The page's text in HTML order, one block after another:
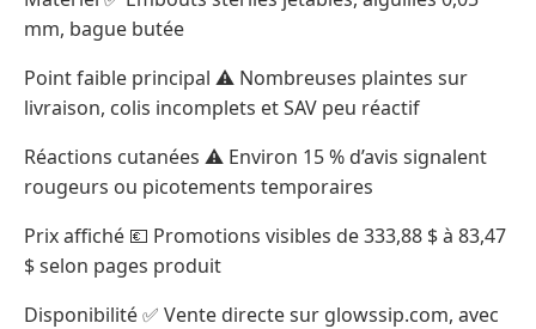
mm, bague butée
Point faible principal ⚠️ Nombreuses plaintes sur
livraison, colis incomplets et SAV peu réactif
Réactions cutanées ⚠️ Environ 15 % d’avis signalent
rougeurs ou picotements temporaires
Prix affiché 💶 Promotions visibles de 333,88 $ à 83,47
$ selon pages produit
Disponibilité ✅ Vente directe sur glowssip.com, avec